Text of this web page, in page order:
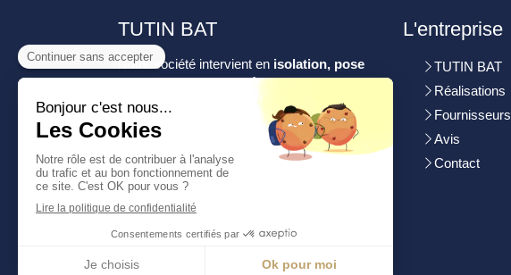
TUTIN BAT
Notre société intervient en isolation, pose
de plafond tendu, aménagement de salle
de bain, pose de faux plafonds, isolation
des combles, aménagement intérieur,
aménagement de cuisine ou encore
aménagement de combles...
Contactez TUTIN BAT
!
L'entreprise
TUTIN BAT
Réalisations
Fournisseurs
Avis
Contact